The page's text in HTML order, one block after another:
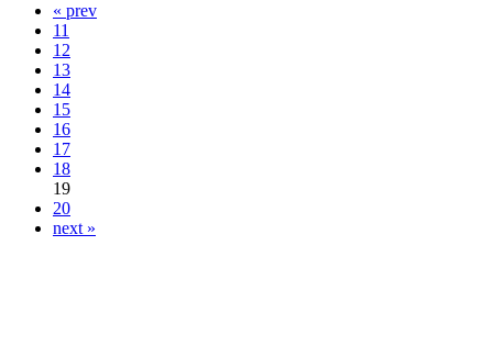
« prev
11
12
13
14
15
16
17
18
19
20
next »